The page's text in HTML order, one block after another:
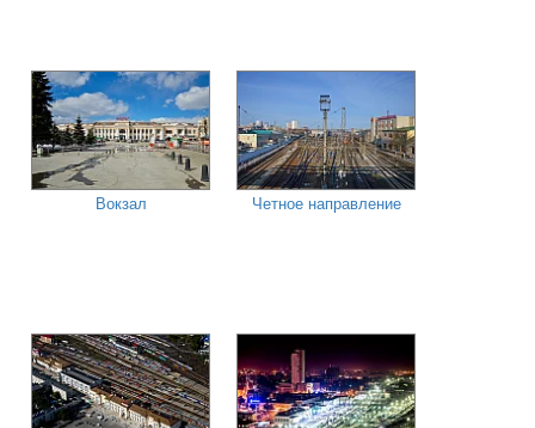
Вокзал Четное направление